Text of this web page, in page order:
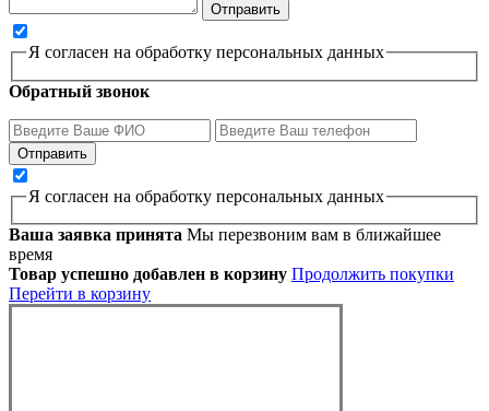
Я согласен на обработку персональных данных
Обратный звонок
Я согласен на обработку персональных данных
Ваша заявка принята Мы перезвоним вам в ближайшее
время
Товар успешно добавлен в корзину Продолжить покупки
Перейти в корзину